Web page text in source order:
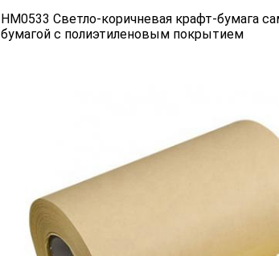
HM0533 Светло-коричневая крафт-бумага
бумагой с полиэтиленовым покрытием